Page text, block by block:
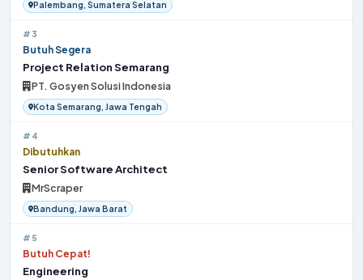
Project Relation Semarang
PT. Gosyen Solusi Indonesia
Kota Semarang, Jawa Tengah
#4
Dibutuhkan
Senior Software Architect
MrScraper
Bandung, Jawa Barat
#5
Butuh Cepat!
Engineering
PT Hulane Tech Manufacturing
Bekasi, Jawa Barat